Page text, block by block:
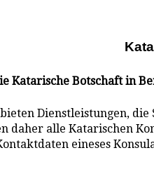
Katarische Botschaft in
Dienstleistungen,
daher alle Katarischen
eineses